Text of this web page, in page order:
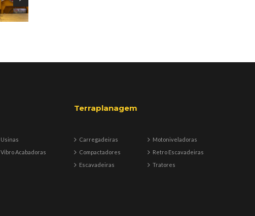
Usinas
Vibro Acabadoras
Terraplanagem
Carregadeiras
Compactadores
Escavadeiras
Motoniveladoras
Retro Escavadeiras
Tratores